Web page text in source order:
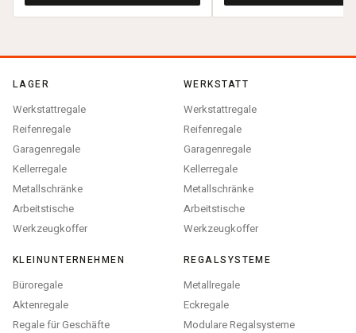
LAGER
Werkstattregale
Reifenregale
Garagenregale
Kellerregale
Metallschränke
Arbeitstische
Werkzeugkoffer
WERKSTATT
Werkstattregale
Reifenregale
Garagenregale
Kellerregale
Metallschränke
Arbeitstische
Werkzeugkoffer
KLEINUNTERNEHMEN
Büroregale
Aktenregale
Regale für Geschäfte
REGALSYSTEME
Metallregale
Eckregale
Modulare Regalsysteme